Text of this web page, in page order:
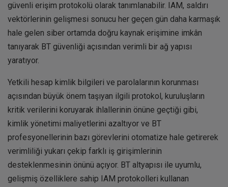
güvenli erişim protokolü olarak tanımlanabilir. IAM, saldırı
vektörlerinin gelişmesi sonucu her geçen gün daha karmaşık
hale gelen siber ortamda doğru kaynak erişimine imkân
tanıyarak BT güvenliği açısından verimli bir ağ yapısı
yaratıyor.
Yetkili hesap kimlik bilgileri ve parolalarının korunması
açısından büyük önem taşıyan ilgili protokol, kuruluşların
kritik verilerini koruyarak ihlallerinin önüne geçtiği gibi,
kimlik yönetimi maliyetlerini azaltıyor ve BT
profesyonellerinin bazı görevlerini otomatize hale getirerek
verimliliği yukarı çekip farklı iş girişimlerinin
desteklenmesinin önünü açıyor. BT altyapısı ile uyumlu,
gelişmiş özelliklere sahip IAM protokolleri kullanan